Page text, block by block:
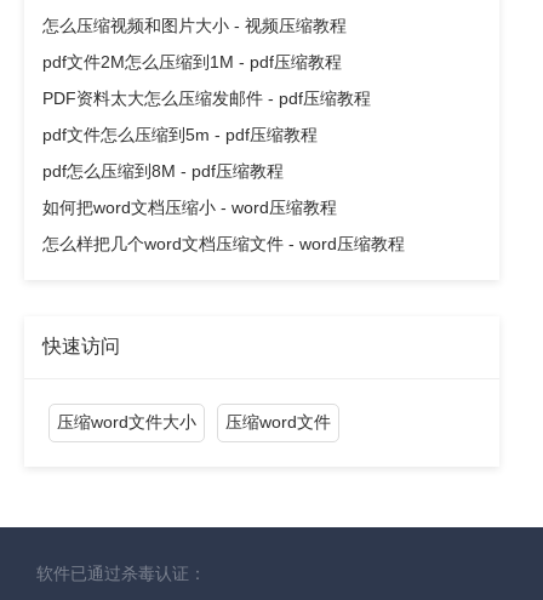
怎么压缩视频和图片大小 - 视频压缩教程
pdf文件2M怎么压缩到1M - pdf压缩教程
PDF资料太大怎么压缩发邮件 - pdf压缩教程
pdf文件怎么压缩到5m - pdf压缩教程
pdf怎么压缩到8M - pdf压缩教程
如何把word文档压缩小 - word压缩教程
怎么样把几个word文档压缩文件 - word压缩教程
快速访问
压缩word文件大小 压缩word文件
软件已通过杀毒认证：